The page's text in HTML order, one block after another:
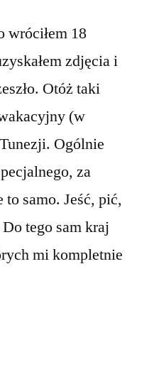
wróciłem 18
zdjęcia i
Otóż taki
(w
Ogólnie
za
to samo. Jeść, pić,
tego sam kraj
mi kompletnie